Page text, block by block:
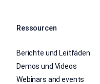
Ressourcen
Berichte und Leitfäden
Demos und Videos
Webinars and events